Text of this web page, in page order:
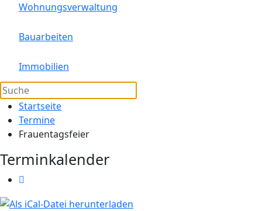
Wohnungsverwaltung
Bauarbeiten
Immobilien
Startseite
Termine
Frauentagsfeier
Terminkalender